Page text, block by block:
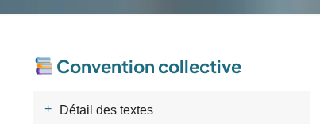
Convention collective
Détail des textes